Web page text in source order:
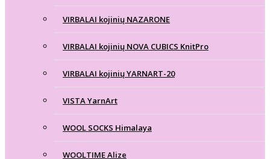
VIRBALAI kojinių NAZARONE
VIRBALAI kojinių NOVA CUBICS KnitPro
VIRBALAI kojinių YARNART-20
VISTA YarnArt
WOOL SOCKS Himalaya
WOOLTIME Alize